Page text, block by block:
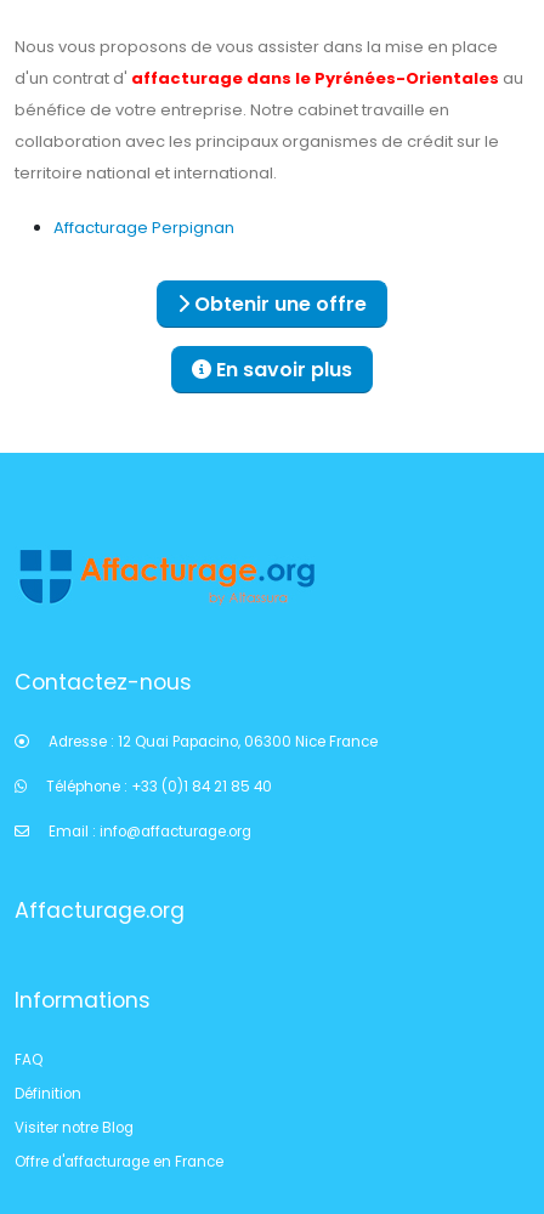
Nous vous proposons de vous assister dans la mise en place
d'un contrat d' affacturage dans le Pyrénées-Orientales au
bénéfice de votre entreprise. Notre cabinet travaille en
collaboration avec les principaux organismes de crédit sur le
territoire national et international.
Affacturage Perpignan
Obtenir une offre
En savoir plus
Contactez-nous
Adresse : 12 Quai Papacino, 06300 Nice France
Téléphone : +33 (0)1 84 21 85 40
Email : info@affacturage.org
Affacturage.org
Informations
FAQ
Définition
Visiter notre Blog
Offre d'affacturage en France